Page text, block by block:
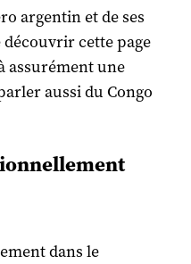
argentin et de ses
cette page
assurément une
aussi du Congo
dans le